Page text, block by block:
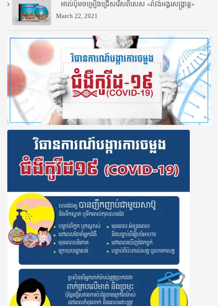
អាល់ប៊ុមចម្រៀងជ្រើសរើសពិសេស «រាំវង់អង្គរសង្ក្រាន្ត»
March 22, 2021